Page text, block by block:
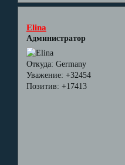
Elina
Администратор
Откуда: Germany
Уважение: +32454
Позитив: +17413